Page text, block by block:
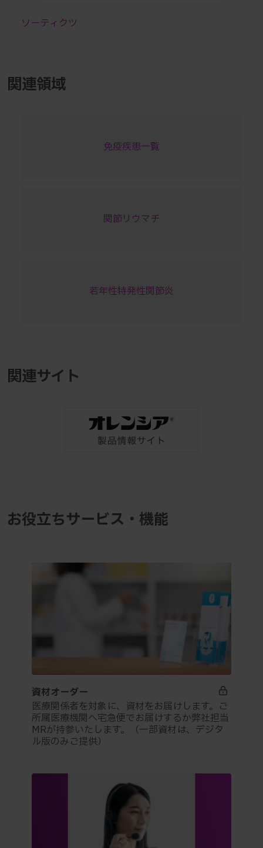
ソーティクツ
関連領域
免疫疾患一覧
関節リウマチ
若年性特発性関節炎
関連サイト
お役立ちサービス・機能
資材オーダー
医療関係者を対象に、資材をお届けします。ご
所属医療機関へ宅急便でお届けするか弊社担当
MRが持参いたします。（一部資材は、デジタ
ル版のみご提供）